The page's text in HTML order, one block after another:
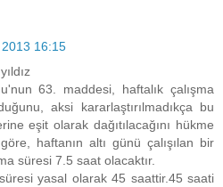
2013 16:15
63. maddesi, haftalık çalışma
aksi kararlaştırılmadıkça bu
eşit olarak dağıtılacağını hükme
haftanın altı günü çalışılan bir
süresi 7.5 saat olacaktır.
yasal olarak 45 saattir.45 saati